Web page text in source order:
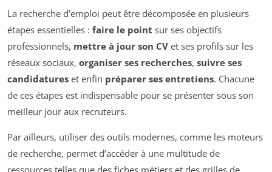
La recherche d’emploi peut être décomposée en plusieurs
étapes essentielles : faire le point sur ses objectifs
professionnels, mettre à jour son CV et ses profils sur les
réseaux sociaux, organiser ses recherches, suivre ses
candidatures et enfin préparer ses entretiens. Chacune
de ces étapes est indispensable pour se présenter sous son
meilleur jour aux recruteurs.
Par ailleurs, utiliser des outils modernes, comme les moteurs
de recherche, permet d’accéder à une multitude de
ressources telles que des fiches métiers et des grilles de